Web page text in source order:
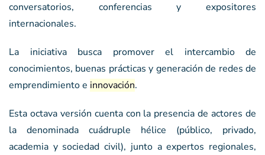
conversatorios, conferencias y expositores
internacionales.
La iniciativa busca promover el intercambio de
conocimientos, buenas prácticas y generación de redes de
emprendimiento e innovación.
Esta octava versión cuenta con la presencia de actores de
la denominada cuádruple hélice (público, privado,
academia y sociedad civil), junto a expertos regionales,